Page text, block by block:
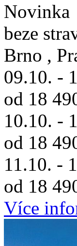
Novinka
beze
Brno ,
09.10. -
od 18
10.10. -
od 18
11.10. -
od 18
Více